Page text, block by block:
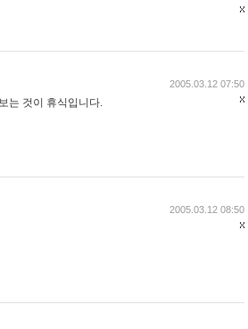
는 것이 휴식입니다.
2005.03.12 07:50
2005.03.12 08:50